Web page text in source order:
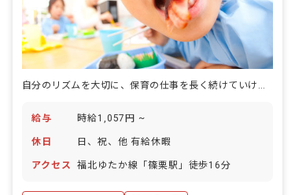
自分のリズムを大切に、保育の仕事を長く続けていける場所がある。
給与 時給1,057円 ~
休日 日、祝、他 有給休暇
アクセス 福北ゆたか線「篠栗駅」徒歩16分